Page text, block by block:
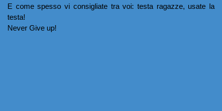
E come spesso vi consigliate tra voi: testa ragazze, usate la
testa!
Never Give up!